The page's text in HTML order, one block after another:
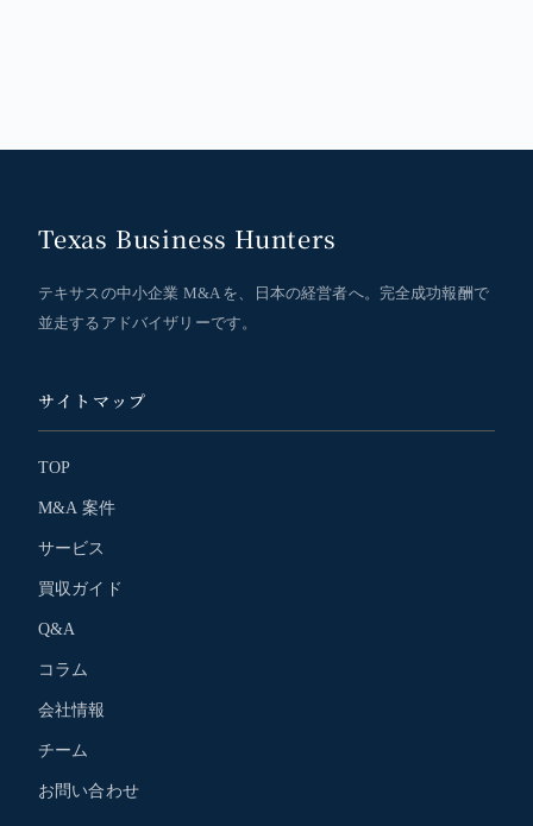
Texas Business Hunters
テキサスの中小企業 M&A を、日本の経営者へ。完全成功報酬で
並走するアドバイザリーです。
サイトマップ
TOP
M&A 案件
サービス
買収ガイド
Q&A
コラム
会社情報
チーム
お問い合わせ